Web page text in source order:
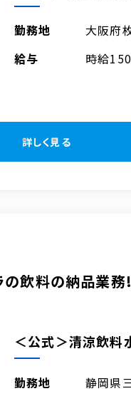
勤務地 大阪府
給与
時給
詳しく見る
の飲料の納品業
＜公式＞清涼飲料
勤務地 静岡県